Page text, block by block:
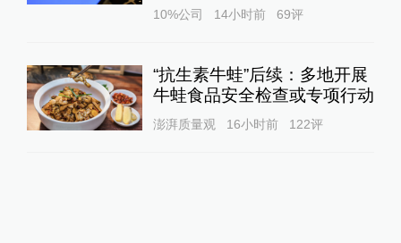
10%公司 14小时前 69评
“抗生素牛蛙”后续：多地开展
牛蛙食品安全检查或专项行动
澎湃质量观 16小时前 122评